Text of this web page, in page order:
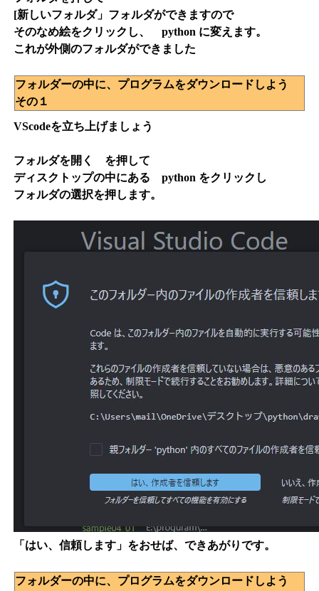
[新しいフォルダ」フォルダができますので
そのなめ絵をクリックし、 python に変えます。
これが外側のフォルダができました
フォルダーの中に、プログラムをダウンロードしよう
その１
VScodeを立ち上げましょう
フォルダを開く を押して
ディスクトップの中にある python をクリックし
フォルダの選択を押します。
「はい、信頼します」をおせば、できあがりです。
フォルダーの中に、プログラムをダウンロードしよう